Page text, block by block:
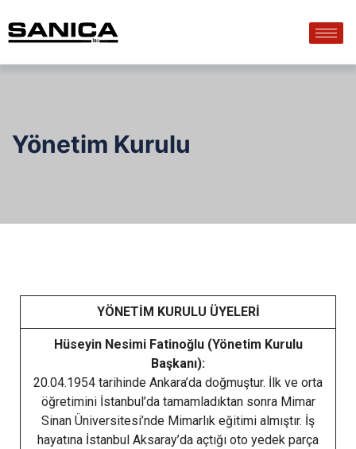
Yönetim Kurulu
YÖNETİM KURULU ÜYELERİ
Hüseyin Nesimi Fatinoğlu (Yönetim Kurulu
Başkanı):
20.04.1954 tarihinde Ankara’da doğmuştur. İlk ve orta
öğretimini İstanbul’da tamamladıktan sonra Mimar
Sinan Üniversitesi’nde Mimarlık eğitimi almıştır. İş
hayatına İstanbul Aksaray’da açtığı oto yedek parça